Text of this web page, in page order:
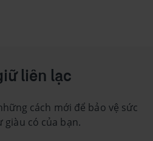
liên lạc
cách mới để bảo vệ sức
giàu có của bạn.